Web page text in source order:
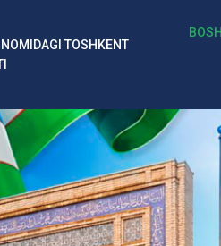
NOMIDAGI TOSHKENT